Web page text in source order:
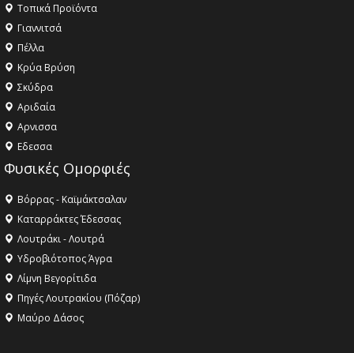
Τοπικά Προϊόντα
Γιαννιτσά
Πέλλα
Κρύα Βρύση
Σκύδρα
Αριδαία
Aρνισσα
Eδεσσα
Φυσικές Ομορφιές
Βόρρας - Καϊμάκτσαλαν
Καταρράκτες Έδεσσας
Λουτράκι - Λουτρά
Υδροβιότοπος Άγρα
Λίμνη Βεγορίτιδα
Πηγές Λουτρακίου (Πόζαρ)
Μαύρο Δάσος